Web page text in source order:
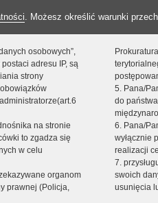
. Możesz określić warunki
osobowych”,
adresu IP, są
strony
na stronie
to zgadza się
w celu
organom
prawnej (Policja,
5. Pana/
do
6. Pana/
wyłącznie
realizacji
7.
swoich
usunięcia